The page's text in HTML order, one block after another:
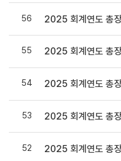
56 2025 회계연도 총
55 2025 회계연도 총
54 2025 회계연도 총
53 2025 회계연도 총
52 2025 회계연도 총